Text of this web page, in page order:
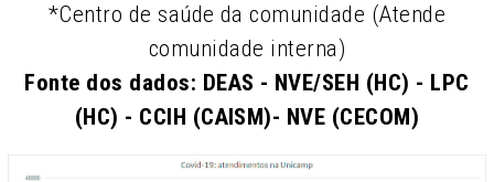
*Centro de saúde da comunidade (Atende
comunidade interna)
Fonte dos dados: DEAS - NVE/SEH (HC) - LPC
(HC) - CCIH (CAISM)- NVE (CECOM)